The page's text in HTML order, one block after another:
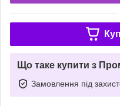
Що таке купити з
Замовлення під